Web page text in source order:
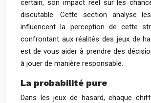
certain, son impact réel sur les
discutable. Cette section analyse
influencent la perception de cette
confrontant aux réalités des jeux de
est de vous aider à prendre des
à jouer de manière responsable.
La probabilité pure
Dans les jeux de hasard, chaque